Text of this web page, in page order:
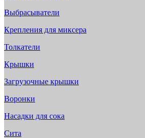
Выбрасыватели
Крепления для миксера
Толкатели
Крышки
Загрузочные крышки
Воронки
Насадки для сока
Сита